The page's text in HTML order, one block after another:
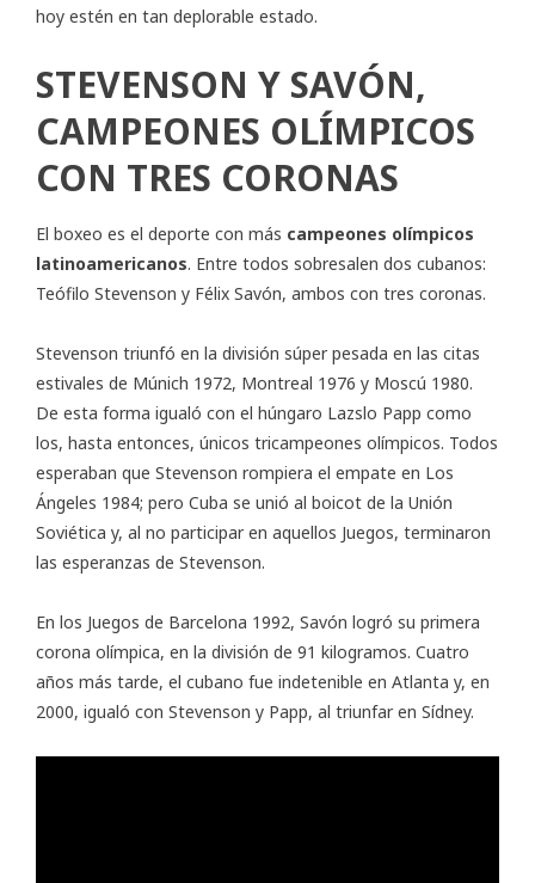
hoy estén en tan deplorable estado.
STEVENSON Y SAVÓN,
CAMPEONES OLÍMPICOS
CON TRES CORONAS
El boxeo es el deporte con más campeones olímpicos
latinoamericanos. Entre todos sobresalen dos cubanos:
Teófilo Stevenson y Félix Savón, ambos con tres coronas.
Stevenson triunfó en la división súper pesada en las citas
estivales de Múnich 1972, Montreal 1976 y Moscú 1980.
De esta forma igualó con el húngaro Lazslo Papp como
los, hasta entonces, únicos tricampeones olímpicos. Todos
esperaban que Stevenson rompiera el empate en Los
Ángeles 1984; pero Cuba se unió al boicot de la Unión
Soviética y, al no participar en aquellos Juegos, terminaron
las esperanzas de Stevenson.
En los Juegos de Barcelona 1992, Savón logró su primera
corona olímpica, en la división de 91 kilogramos. Cuatro
años más tarde, el cubano fue indetenible en Atlanta y, en
2000, igualó con Stevenson y Papp, al triunfar en Sídney.